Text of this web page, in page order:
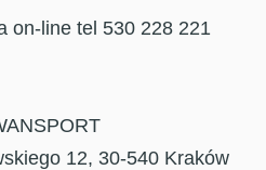
on-line tel 530 228 221
12, 30-540 Kraków